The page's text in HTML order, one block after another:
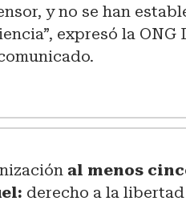
y no se han
expresóla ONG
al menos
derecho a la